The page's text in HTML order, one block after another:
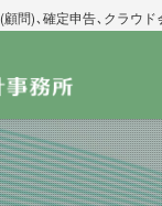
問)､確定申告､クラウ